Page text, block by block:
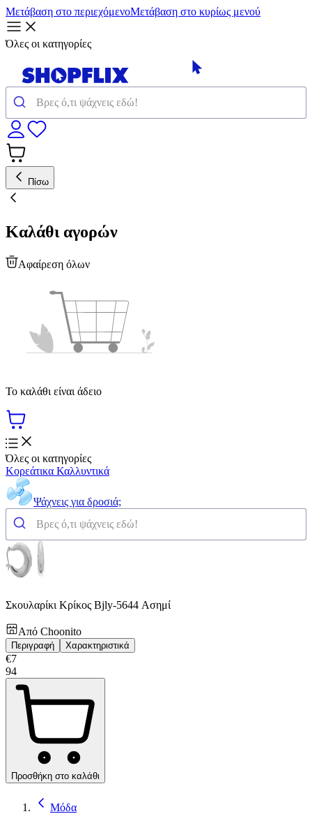
Μετάβαση στο περιεχόμενοΜετάβαση στο κυρίως μενού
Όλες οι κατηγορίες
Πίσω
Καλάθι αγορών
Αφαίρεση όλων
Το καλάθι είναι άδειο
Όλες οι κατηγορίες
Κορεάτικα Καλλυντικά
Ψάχνεις για δροσιά;
Σκουλαρίκι Κρίκος Bjly-5644 Ασημί
Από Choonito
Περιγραφή Χαρακτηριστικά
€7
94
Προσθήκη στο καλάθι
Μόδα